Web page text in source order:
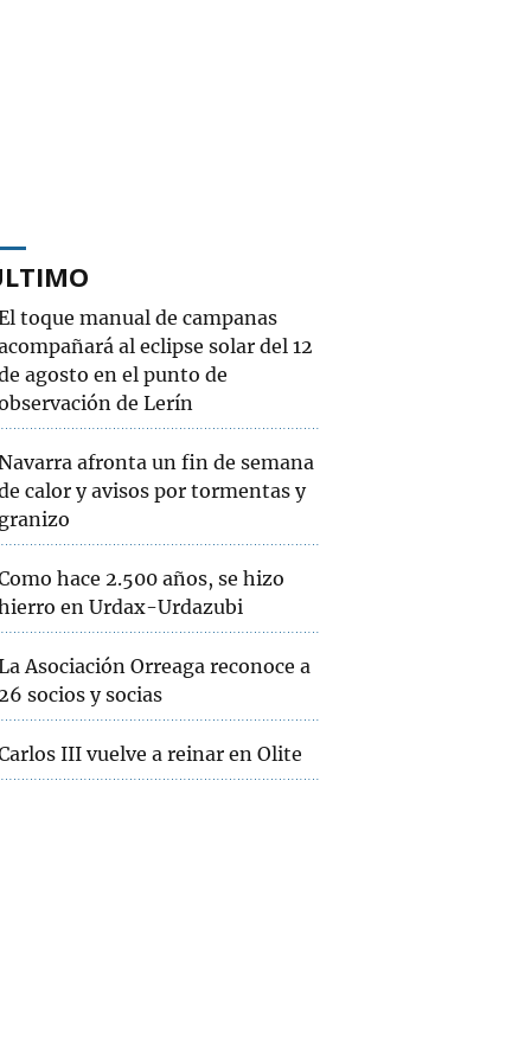
toque manual de campanas
al eclipse solar del 12
agosto en el punto de
de Lerín
afronta un fin de semana
calor y avisos por tormentas y
granizo
hace 2.500 años, se hizo
en Urdax-Urdazubi
Asociación Orreaga reconoce a
socios y socias
III vuelve a reinar en Olite